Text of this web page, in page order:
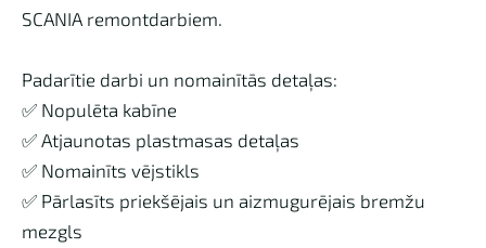
SCANIA remontdarbiem.
Padarītie darbi un nomainītās detaļas:
✅ Nopulēta kabīne
✅ Atjaunotas plastmasas detaļas
✅ Nomainīts vējstikls
✅ Pārlasīts priekšējais un aizmugurējais bremžu
mezgls